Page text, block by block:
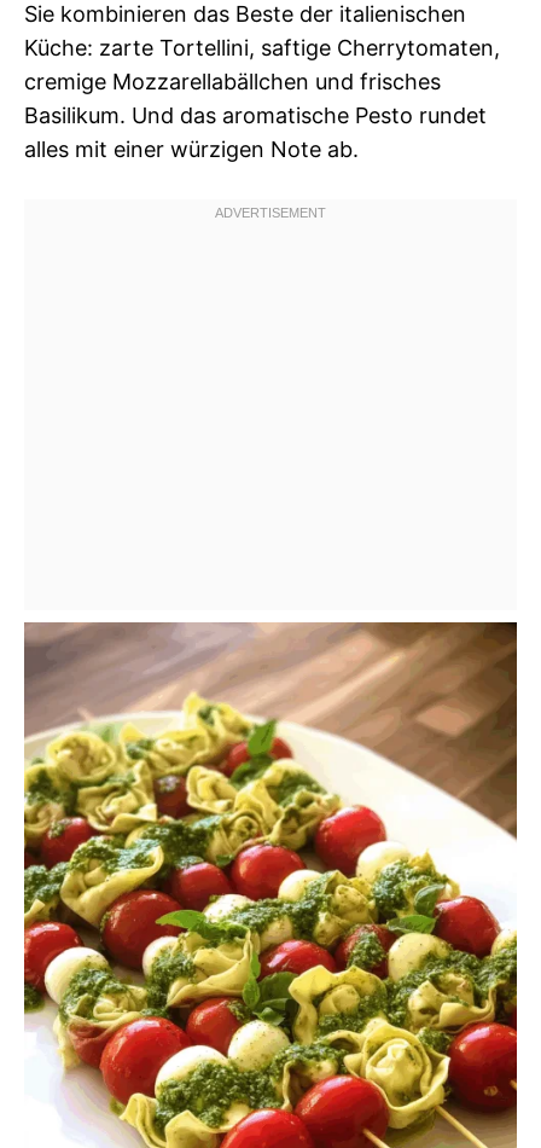
Sie kombinieren das Beste der italienischen
Küche: zarte Tortellini, saftige Cherrytomaten,
cremige Mozzarellabällchen und frisches
Basilikum. Und das aromatische Pesto rundet
alles mit einer würzigen Note ab.